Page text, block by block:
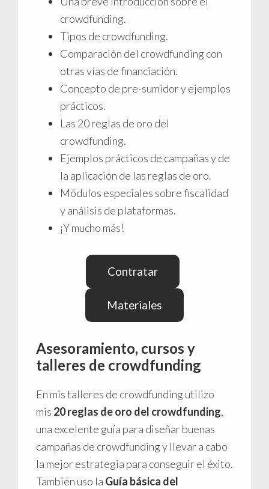
crowdfunding.
Tipos de crowdfunding.
Comparación del crowdfunding con
otras vías de financiación.
Concepto de pre-sumidor y ejemplos
prácticos.
Las 20 reglas de oro del
crowdfunding.
Ejemplos prácticos de campañas y de
la aplicación de las reglas de oro.
Módulos especiales sobre fiscalidad
y análisis de plataformas.
¡Y mucho más!
Contratar
Materiales
Asesoramiento, cursos y
talleres de crowdfunding
En mis talleres de crowdfunding utilizo
mis 20 reglas de oro del crowdfunding,
una excelente guía para diseñar buenas
campañas de crowdfunding y llevar a cabo
la mejor estrategia para conseguir el éxito.
También uso la Guía básica del